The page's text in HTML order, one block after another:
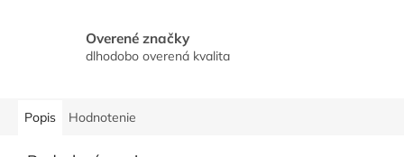
Overené značky
dlhodobo overená kvalita
Popis Hodnotenie